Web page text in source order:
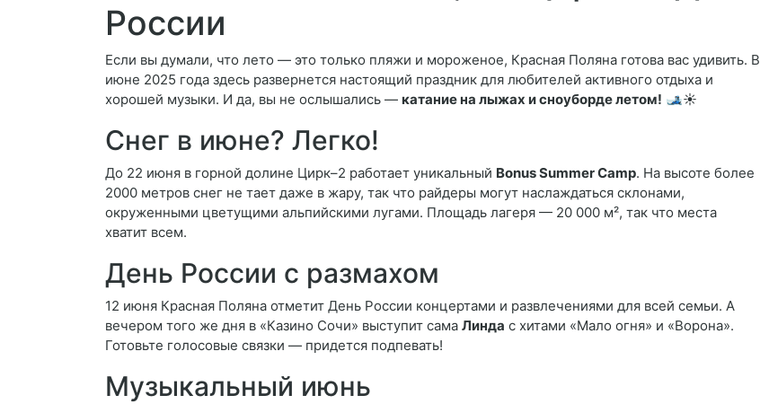
России
Если вы думали, что лето — это только пляжи и мороженое, Красная Поляна готова вас удивить. В
июне 2025 года здесь развернется настоящий праздник для любителей активного отдыха и
хорошей музыки. И да, вы не ослышались — катание на лыжах и сноуборде летом! 🎿☀️
Снег в июне? Легко!
До 22 июня в горной долине Цирк–2 работает уникальный Bonus Summer Camp. На высоте более
2000 метров снег не тает даже в жару, так что райдеры могут наслаждаться склонами,
окруженными цветущими альпийскими лугами. Площадь лагеря — 20 000 м², так что места
хватит всем.
День России с размахом
12 июня Красная Поляна отметит День России концертами и развлечениями для всей семьи. А
вечером того же дня в «Казино Сочи» выступит сама Линда с хитами «Мало огня» и «Ворона».
Готовьте голосовые связки — придется подпевать!
Музыкальный июнь